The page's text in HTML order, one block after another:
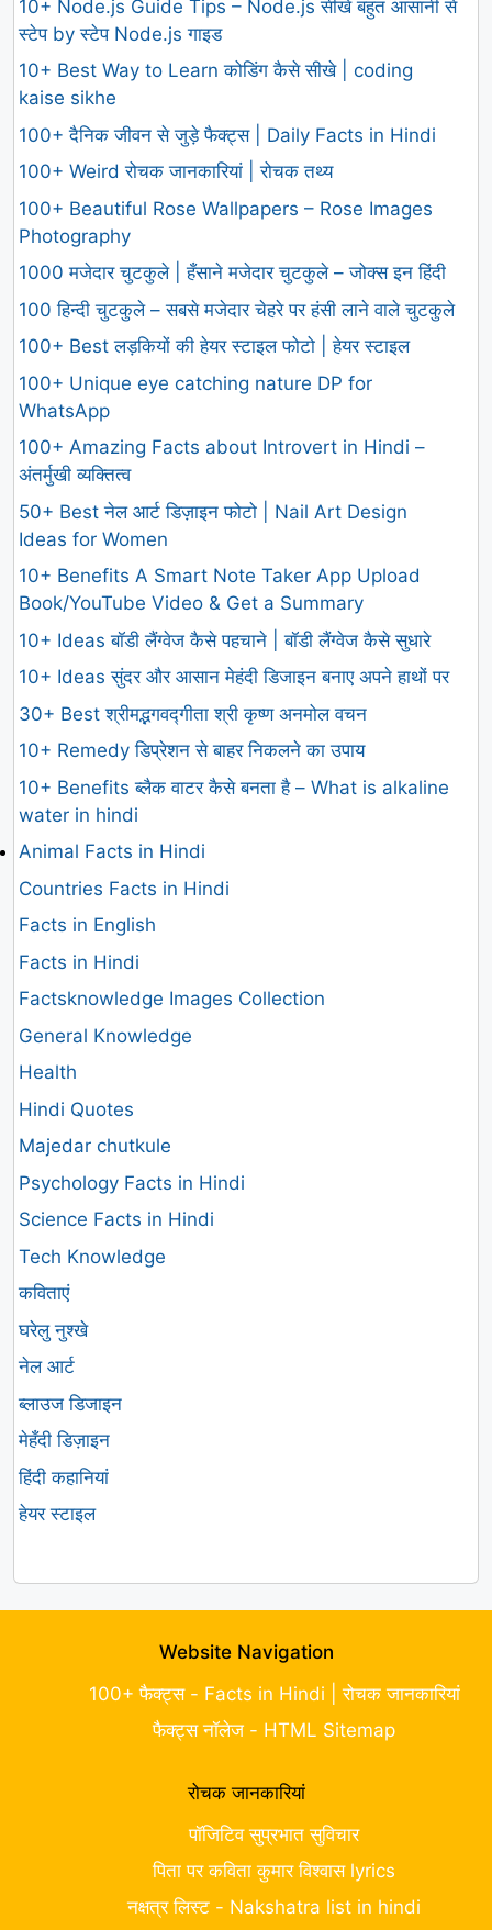
10+ Node.js Guide Tips – Node.js सीखें बहुत आसानी से
स्टेप by स्टेप Node.js गाइड
10+ Best Way to Learn कोडिंग कैसे सीखे | coding
kaise sikhe
100+ दैनिक जीवन से जुड़े फैक्ट्स | Daily Facts in Hindi
100+ Weird रोचक जानकारियां | रोचक तथ्य
100+ Beautiful Rose Wallpapers – Rose Images
Photography
1000 मजेदार चुटकुले | हँसाने मजेदार चुटकुले – जोक्स इन हिंदी
100 हिन्दी चुटकुले – सबसे मजेदार चेहरे पर हंसी लाने वाले चुटकुले
100+ Best लड़कियों की हेयर स्टाइल फोटो | हेयर स्टाइल
100+ Unique eye catching nature DP for
WhatsApp
100+ Amazing Facts about Introvert in Hindi –
अंतर्मुखी व्यक्तित्व
50+ Best नेल आर्ट डिज़ाइन फोटो | Nail Art Design
Ideas for Women
10+ Benefits A Smart Note Taker App Upload
Book/YouTube Video & Get a Summary
10+ Ideas बॉडी लैंग्वेज कैसे पहचाने | बॉडी लैंग्वेज कैसे सुधारे
10+ Ideas सुंदर और आसान मेहंदी डिजाइन बनाए अपने हाथों पर
30+ Best श्रीमद्भगवद्गीता श्री कृष्ण अनमोल वचन
10+ Remedy डिप्रेशन से बाहर निकलने का उपाय
10+ Benefits ब्लैक वाटर कैसे बनता है – What is alkaline
water in hindi
Animal Facts in Hindi
Countries Facts in Hindi
Facts in English
Facts in Hindi
Factsknowledge Images Collection
General Knowledge
Health
Hindi Quotes
Majedar chutkule
Psychology Facts in Hindi
Science Facts in Hindi
Tech Knowledge
कविताएं
घरेलु नुश्खे
नेल आर्ट
ब्लाउज डिजाइन
मेहँदी डिज़ाइन
हिंदी कहानियां
हेयर स्टाइल
Website Navigation
100+ फैक्ट्स - Facts in Hindi | रोचक जानकारियां
फैक्ट्स नॉलेज - HTML Sitemap
रोचक जानकारियां
पॉजिटिव सुप्रभात सुविचार
पिता पर कविता कुमार विश्वास lyrics
नक्षत्र लिस्ट - Nakshatra list in hindi